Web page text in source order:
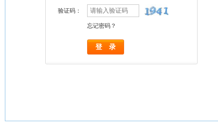
验证码：
忘记密码？